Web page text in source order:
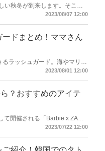
い秋冬が到来します。そこで
レンドファッションアイテム
2023/08/07 12:00
ドまとめ！ママさん
ラッシュガード。海やマリン
の高いラッシュガードが続々
2023/08/01 12:00
？おすすめのアイテ
開催される「Barbie x ZARA
のような華やかなアイテムが
2023/07/22 12:00